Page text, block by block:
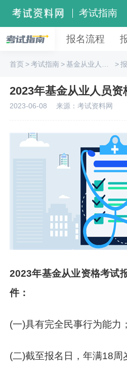
考试指南
报名流程
首页>考试指南> >
2023年基金从业人员资
2023-06-08 来源：考试资料网
2023年基金从业资格考试
件：
(一)具有完全民事行为能力；
(二)截至报名日，年满18周